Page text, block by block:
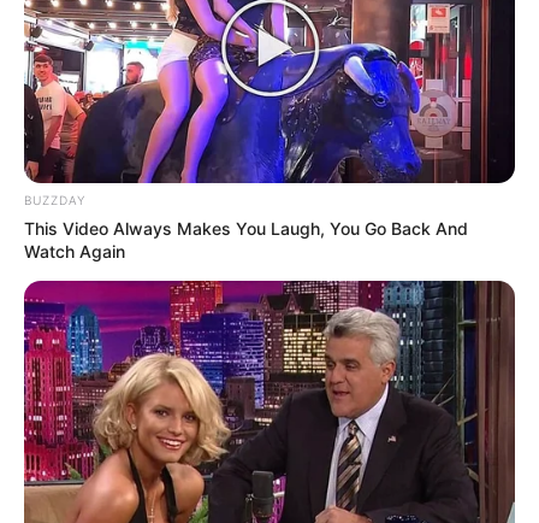
BUZZDAY
This Video Always Makes You Laugh, You Go Back And
Watch Again